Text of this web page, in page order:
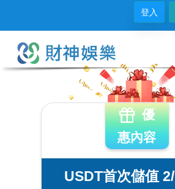
登入
優
惠內容
USDT首次儲值